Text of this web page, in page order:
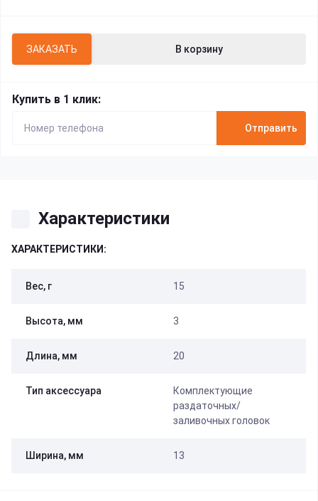
ЗАКАЗАТЬ В корзину
Купить в 1 клик:
Отправить
Характеристики
ХАРАКТЕРИСТИКИ:
Вес, г 15
Высота, мм 3
Длина, мм 20
Тип аксессуара
Комплектующие
раздаточных/
заливочных головок
Ширина, мм 13